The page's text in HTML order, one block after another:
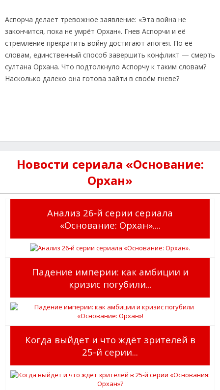
Аспорча делает тревожное заявление: «Эта война не
закончится, пока не умрёт Орхан». Гнев Аспорчи и её
стремление прекратить войну достигают апогея. По её
словам, единственный способ завершить конфликт — смерть
султана Орхана. Что подтолкнуло Аспорчу к таким словам?
Насколько далеко она готова зайти в своём гневе?
Новости сериала «Основание:
Орхан»
Анализ 26‑й серии сериала
«Основание: Орхан»....
Падение империи: как амбиции и
кризис погубили...
Когда выйдет и что ждёт зрителей в
25-й серии...